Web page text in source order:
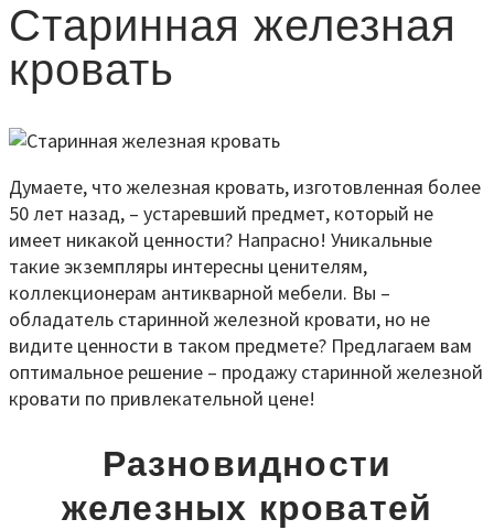
Старинная железная
кровать
Думаете, что железная кровать, изготовленная более
50 лет назад, – устаревший предмет, который не
имеет никакой ценности? Напрасно! Уникальные
такие экземпляры интересны ценителям,
коллекционерам антикварной мебели. Вы –
обладатель старинной железной кровати, но не
видите ценности в таком предмете? Предлагаем вам
оптимальное решение – продажу старинной железной
кровати по привлекательной цене!
Разновидности
железных кроватей